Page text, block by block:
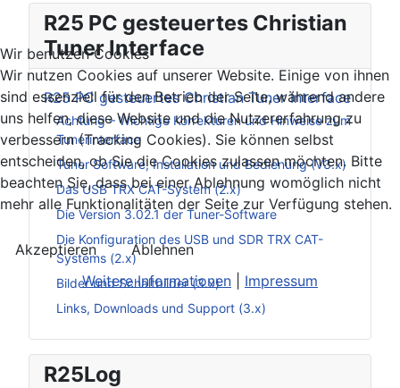
R25 PC gesteuertes Christian
Tuner Interface
R25 PC gesteuertes Christian Tuner Interface
Achtung – Wichtige Korrekturen und Hinweise zum
Tunerinterface
Tuner Software, Installation und Bedienung (V3.x)
Das USB TRX CAT-System (2.x)
Die Version 3.02.1 der Tuner-Software
Die Konfiguration des USB und SDR TRX CAT-
Systems (2.x)
Bilder und Schaltbilder (3.x)
Links, Downloads und Support (3.x)
R25Log
Wir benutzen Cookies
Wir nutzen Cookies auf unserer Website. Einige von ihnen
sind essenziell für den Betrieb der Seite, während andere
uns helfen, diese Website und die Nutzererfahrung zu
verbessern (Tracking Cookies). Sie können selbst
entscheiden, ob Sie die Cookies zulassen möchten. Bitte
beachten Sie, dass bei einer Ablehnung womöglich nicht
mehr alle Funktionalitäten der Seite zur Verfügung stehen.
Akzeptieren
Ablehnen
Weitere Informationen
Impressum